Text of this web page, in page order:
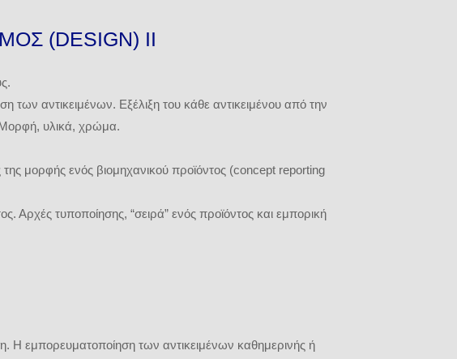
(DESIGN) ΙΙ
των αντικειμένων. Εξέλιξη του κάθε αντικειμένου από την
Μορφή, υλικά, χρώμα.
μορφής ενός βιομηχανικού προϊόντος (concept reporting
Αρχές τυποποίησης, “σειρά” ενός προϊόντος και εμπορική
Η εμπορευματοποίηση των αντικειμένων καθημερινής ή